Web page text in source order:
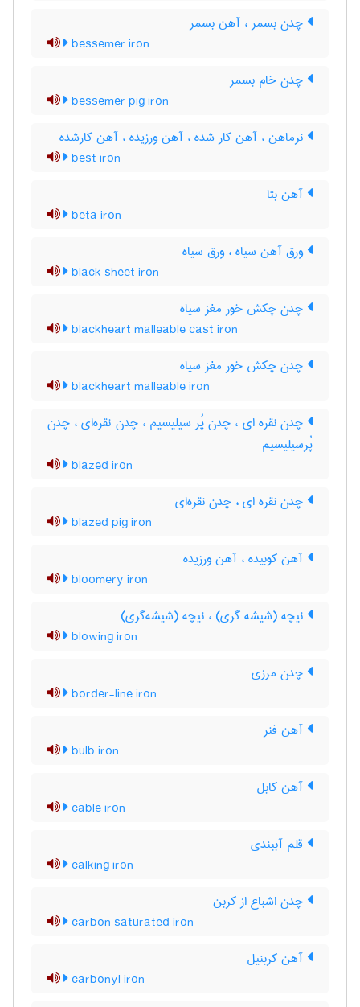
چدن بسمر ، آهن بسمر
bessemer iron
چدن خام بسمر
bessemer pig iron
نرماهن ، آهن کار شده ، آهن ورزیده ، آهن کارشده
best iron
آهن بتا
beta iron
ورق آهن سیاه ، ورق سیاه
black sheet iron
چدن چکش خور مغز سیاه
blackheart malleable cast iron
چدن چکش خور مغز سیاه
blackheart malleable iron
چدن نقره ای ، چدن پُر سیلیسیم ، چدن نقره‌ای ، چدن
پُرسیلیسیم
blazed iron
چدن نقره ای ، چدن نقره‌ای
blazed pig iron
آهن کوبیده ، آهن ورزیده
bloomery iron
نیچه (شیشه گری) ، نیچه (شیشه‌گری)
blowing iron
چدن مرزی
border-line iron
آهن فنر
bulb iron
آهن کابل
cable iron
قلم آببندی
calking iron
چدن اشباع از کربن
carbon saturated iron
آهن کربنیل
carbonyl iron